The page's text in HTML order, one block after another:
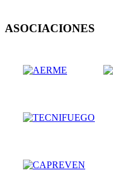
ASOCIACIONES